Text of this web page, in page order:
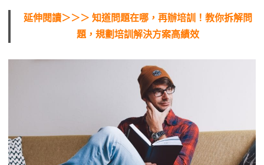
延伸閱讀＞＞＞ 知道問題在哪，再辦培訓！教你拆解問
題，規劃培訓解決方案高績效